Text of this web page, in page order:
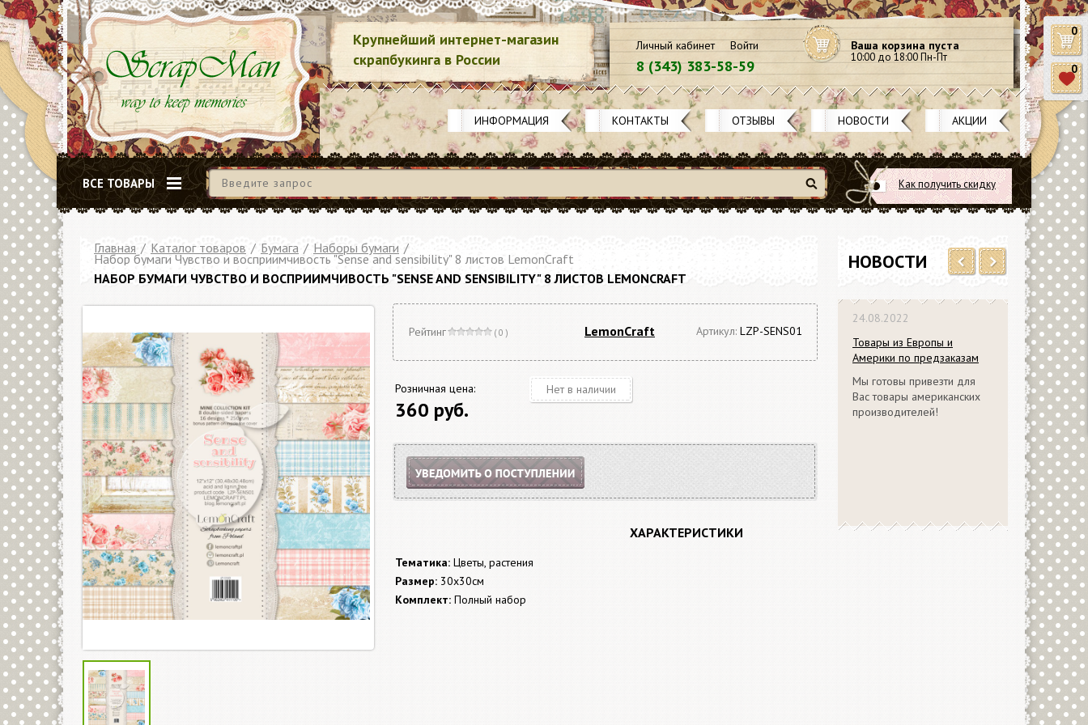
Ваша корзина пуста
10:00 до 18:00 Пн-Пт
Личный кабинет Войти
8 (343) 383-58-59
Крупнейший интернет-магазин
скрапбукинга в России
ИНФОРМАЦИЯ КОНТАКТЫ ОТЗЫВЫ НОВОСТИ АКЦИИ
Как получить скидку
Найти
ВСЕ ТОВАРЫ
НОВОСТИ
24.08.2022
Товары из Европы и
Америки по предзаказам
Мы готовы привезти для
Вас товары американских
производителей!
Главная / Каталог товаров / Бумага / Наборы бумаги /
Набор бумаги Чувство и восприимчивость "Sense and sensibility" 8 листов LemonCraft
НАБОР БУМАГИ ЧУВСТВО И ВОСПРИИМЧИВОСТЬ "SENSE AND SENSIBILITY" 8 ЛИСТОВ LEMONCRAFT
LemonСraft
Рейтинг ( 0 ) Артикул: LZP-SENS01
Розничная цена:
360 руб.
Нет в наличии
ХАРАКТЕРИСТИКИ
Тематика: Цветы, растения
Размер: 30x30см
Комплект: Полный набор
0
0